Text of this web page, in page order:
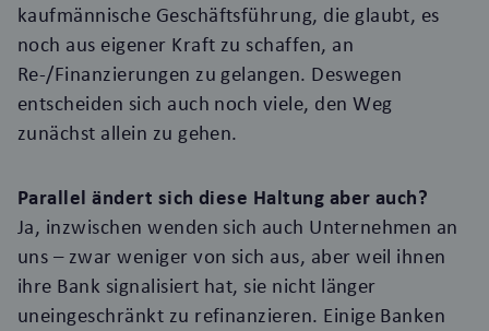
kaufmännische Geschäftsführung, die glaubt, es
noch aus eigener Kraft zu schaffen, an
Re-/Finanzierungen zu gelangen. Deswegen
entscheiden sich auch noch viele, den Weg
zunächst allein zu gehen.
Parallel ändert sich diese Haltung aber auch?
Ja, inzwischen wenden sich auch Unternehmen an
uns – zwar weniger von sich aus, aber weil ihnen
ihre Bank signalisiert hat, sie nicht länger
uneingeschränkt zu refinanzieren. Einige Banken